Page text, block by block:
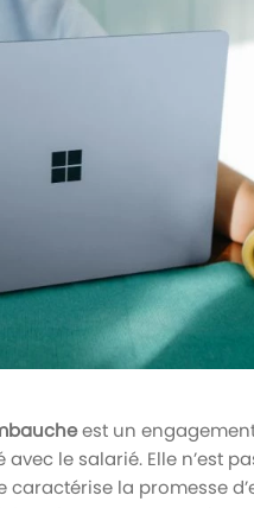
est un
le salarié. Elle n’est
caractérise la promesse